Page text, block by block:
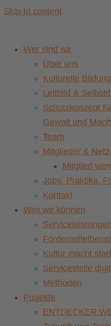
Skip to content
Wer sind wir
Über uns
Kulturelle Bildung
Leitbild &
Schutzkonzept
Gewalt und
Team
Mitglieder &
Mitglied
Jobs, Praktika,
Kontakt
Was wir können
Serviceleistungen
Kultur macht
Servicestelle
Methoden
Projekte